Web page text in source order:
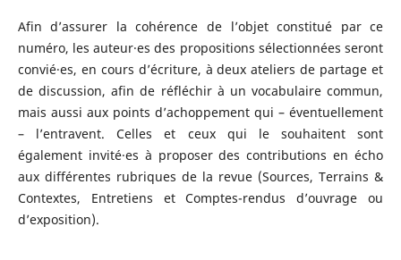
Afin d’assurer la cohérence de l’objet constitué par ce
numéro, les auteur·es des propositions sélectionnées seront
convié·es, en cours d’écriture, à deux ateliers de partage et
de discussion, afin de réfléchir à un vocabulaire commun,
mais aussi aux points d’achoppement qui – éventuellement
– l’entravent. Celles et ceux qui le souhaitent sont
également invité·es à proposer des contributions en écho
aux différentes rubriques de la revue (Sources, Terrains &
Contextes, Entretiens et Comptes-rendus d’ouvrage ou
d’exposition).